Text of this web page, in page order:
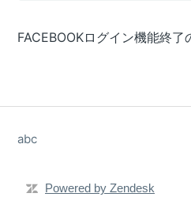
FACEBOOKログイン機能終了
abc
Powered by Zendesk